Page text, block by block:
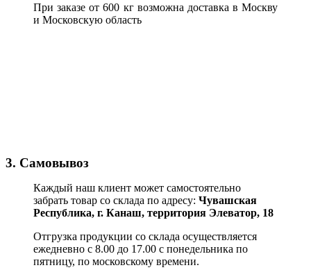
При заказе от 600 кг возможна доставка в Москву
и Московскую область
3. Самовывоз
Каждый наш клиент может самостоятельно
забрать товар со склада по адресу: Чувашская
Республика, г. Канаш, территория Элеватор, 18
Отгрузка продукции со склада осуществляется
ежедневно с 8.00 до 17.00 с понедельника по
пятницу, по московскому времени.